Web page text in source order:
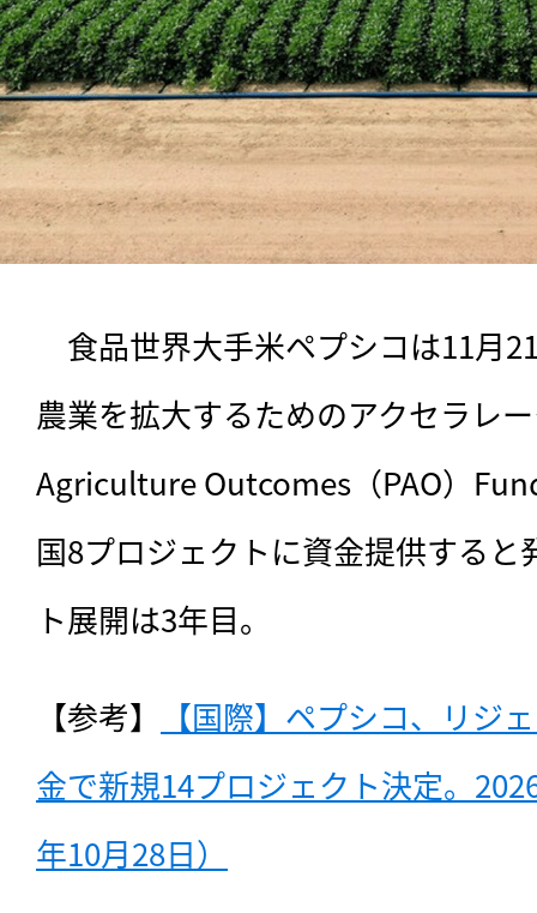
食品世界大手米ペプシコは11月
農業を拡大するためのアクセラレ
Agriculture Outcomes（PAO）
国8プロジェクトに資金提供する
ト展開は3年目。
【参考】
【国際】ペプシコ、リジ
金で新規14プロジェクト決定。
年10月28日）